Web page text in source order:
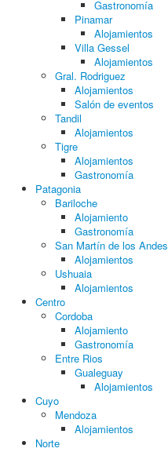
Gastronomía
Pinamar
Alojamientos
Villa Gessel
Alojamientos
Gral. Rodriguez
Alojamientos
Salón de eventos
Tandil
Alojamientos
Tigre
Alojamientos
Gastronomía
Patagonia
Bariloche
Alojamiento
Gastronomía
San Martín de los Andes
Alojamientos
Ushuaia
Alojamientos
Centro
Cordoba
Alojamiento
Gastronomía
Entre Rios
Gualeguay
Alojamientos
Cuyo
Mendoza
Alojamientos
Norte